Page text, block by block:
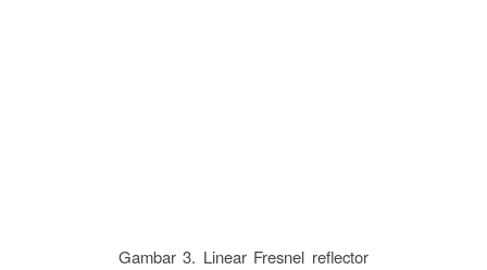
Gambar 3. Linear Fresnel reflector